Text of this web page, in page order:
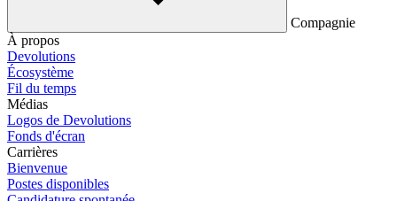
Compagnie
À propos
Devolutions
Écosystème
Fil du temps
Médias
Logos de Devolutions
Fonds d'écran
Carrières
Bienvenue
Postes disponibles